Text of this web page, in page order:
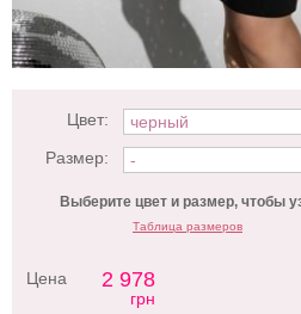
Цвет:
Размер:
Выберите цвет и размер, чтобы
Таблица размеров
Цена 2 978
грн